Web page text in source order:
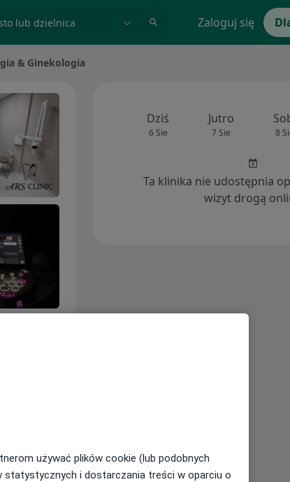
Zaloguj się
& Ginekologia
Dziś
6 Sie
Jutro
7 Sie 8
Ta klinika nie udostępnia
wizyt drogą
używać plików cookie (lub podobnych
statystycznych i dostarczania treści w oparciu o